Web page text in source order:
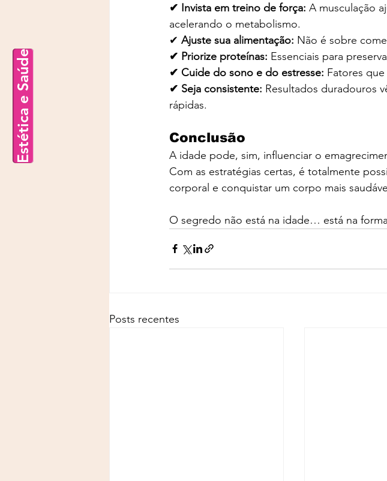
Estética e Saúde
✔ Invista em treino de força: A musculação
acelerando o metabolismo.
✔ Ajuste sua alimentação: Não é sobre
✔ Priorize proteínas: Essenciais para
✔ Cuide do sono e do estresse: Fatores
✔ Seja consistente: Resultados duradouros
rápidas.
Conclusão
A idade pode, sim, influenciar o
Com as estratégias certas, é totalmente
corporal e conquistar um corpo mais
O segredo não está na idade… está na
Posts recentes